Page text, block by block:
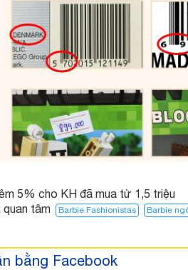
5% cho KH đã mua từ 1,5 triệu
quan tâm
Barbie Fashionistas Barbie
bằng Facebook